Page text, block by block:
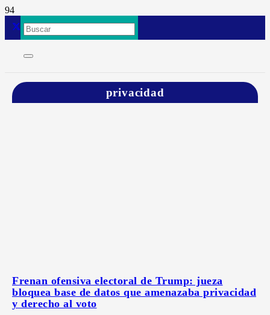
privacidad
Frenan ofensiva electoral de Trump: jueza
bloquea base de datos que amenazaba privacidad
y derecho al voto